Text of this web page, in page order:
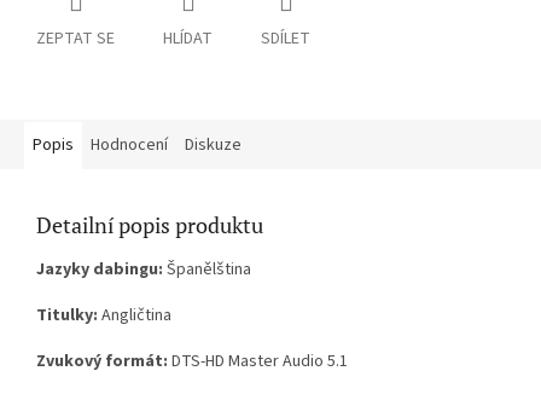
ZEPTAT SE HLÍDAT SDÍLET
Popis Hodnocení Diskuze
Detailní popis produktu
Jazyky dabingu: Španělština
Titulky: Angličtina
Zvukový formát: DTS-HD Master Audio 5.1